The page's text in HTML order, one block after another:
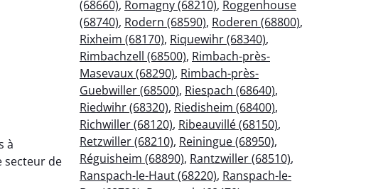
à
secteur de
(68660), Romagny (68210), Roggenhouse
(68740), Rodern (68590), Roderen (68800),
Rixheim (68170), Riquewihr (68340),
Rimbachzell (68500), Rimbach-près-
Masevaux (68290), Rimbach-près-
Guebwiller (68500), Riespach (68640),
Riedwihr (68320), Riedisheim (68400),
Richwiller (68120), Ribeauvillé (68150),
Retzwiller (68210), Reiningue (68950),
Réguisheim (68890), Rantzwiller (68510),
Ranspach-le-Haut (68220), Ranspach-le-